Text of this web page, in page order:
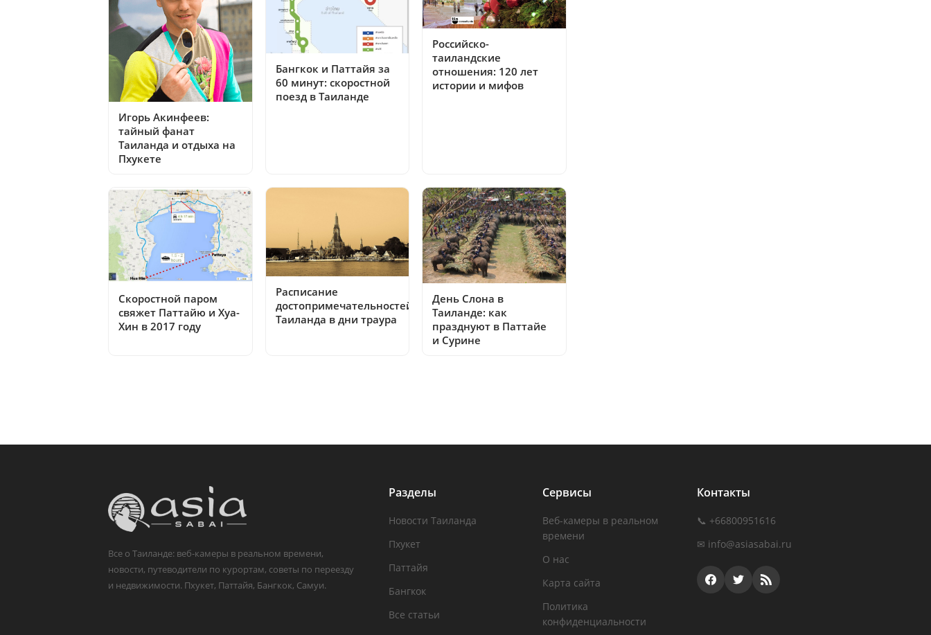
Игорь Акинфеев:
тайный фанат
Таиланда и отдыха на
Пхукете
Бангкок и Паттайя за
60 минут: скоростной
поезд в Таиланде
Российско-
таиландские
отношения: 120 лет
истории и мифов
Скоростной паром
свяжет Паттайю и Хуа-
Хин в 2017 году
Расписание
достопримечательностей
Таиланда в дни траура
День Слона в
Таиланде: как
празднуют в Паттайе
и Сурине
Все о Таиланде: веб-камеры в реальном времени,
новости, путеводители по курортам, советы по переезду
и недвижимости. Пхукет, Паттайя, Бангкок, Самуи.
Разделы
Новости Таиланда
Пхукет
Паттайя
Бангкок
Все статьи
Сервисы
Веб-камеры в реальном
времени
О нас
Карта сайта
Политика
конфиденциальности
Контакты
📞 +66800951616
✉ info@asiasabai.ru